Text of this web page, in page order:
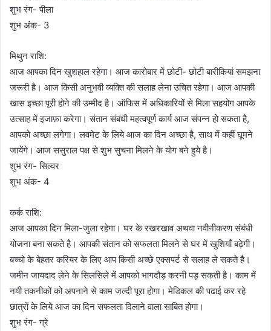
शुभ रंग- पीला
शुभ अंक- 3
मिथुन राशि:
आज आपका दिन खुशहाल रहेगा। आज कारोबार में छोटी- छोटी बारीकियां समझना
जरूरी है। आज किसी अनुभवी व्यक्ति की सलाह लेना उचित रहेगा। आज आपकी
खास इच्छा पूरी होने की उम्मीद है। ऑफिस में अधिकारियों से मिला सहयोग आपके
उत्साह में इजाफ़ा करेगा। संतान संबंधी महत्वपूर्ण कार्य आज संपन्न हो सकता है,
आपको अच्छा लगेगा। लवमेट के लिये आज का दिन अच्छा है, साथ में कहीं घूमने
जायेंगे। आज ससुराल पक्ष से शुभ सुचना मिलने के योग बने हुये है।
शुभ रंग- सिल्वर
शुभ अंक- 4
कर्क राशि:
आज आपका दिन मिला-जुला रहेगा। घर के रखरखाव अथवा नवीनीकरण संबंधी
योजना बना सकते है। आपकी संतान को सफलता मिलने से घर में खुशियाँ बढ़ेगी।
बच्चो के बेहतर करियर के लिए आप किसी अच्छे एक्सपर्ट से सलाह ले सकते है।
जमीन जायदाद लेने के सिलसिले में आपको भागदौड़ करनी पड़ सकती है। काम में
नयी तकनीकों को अपनाने से काम जल्दी पूरा होगा। मेडिकल की पढाई कर रहे
छात्रों के लिये आज का दिन सफलता दिलाने वाला साबित होगा।
शुभ रंग- ग्रे